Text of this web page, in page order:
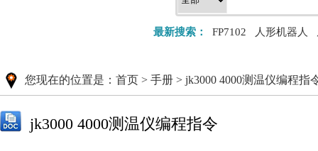
最新搜索： FP7102 人形机器人
您现在的位置是： 首页 > 手册 > jk3000 4000测温仪编程指
jk3000 4000测温仪编程指令